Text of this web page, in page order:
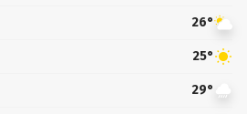
26°
25°
29°